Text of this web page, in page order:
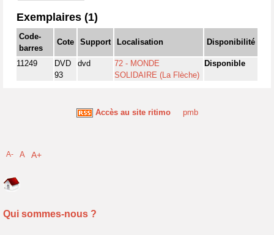
Exemplaires (1)
Code-
barres
Cote Support Localisation Disponibilité
11249
DVD
93
dvd
72 - MONDE
SOLIDAIRE (La Flèche)
Disponible
Accès au site ritimo pmb
A- A A+
Qui sommes-nous ?